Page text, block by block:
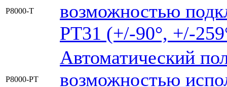
Р8000-Т
возможностью
РТ31 (+/-90°, +/-
Р8000-РТ
Автоматический
возможностью